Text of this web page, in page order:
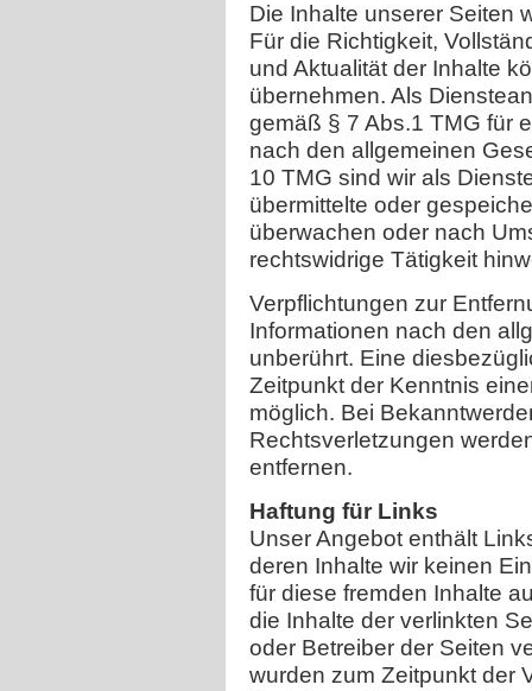
Die Inhalte unserer Seiten
Für die Richtigkeit,
und Aktualität der Inhalte
übernehmen. Als
gemäß § 7 Abs.1 TMG für
nach den allgemeinen
10 TMG sind wir als
übermittelte oder
überwachen oder nach
rechtswidrige Tätigkeit
Verpflichtungen zur
Informationen nach den
unberührt. Eine
Zeitpunkt der Kenntnis
möglich. Bei
Rechtsverletzungen
entfernen.
Haftung für Links
Unser Angebot enthält
deren Inhalte wir keinen
für diese fremden Inhalte
die Inhalte der verlinkten
oder Betreiber der Seiten
wurden zum Zeitpunkt der